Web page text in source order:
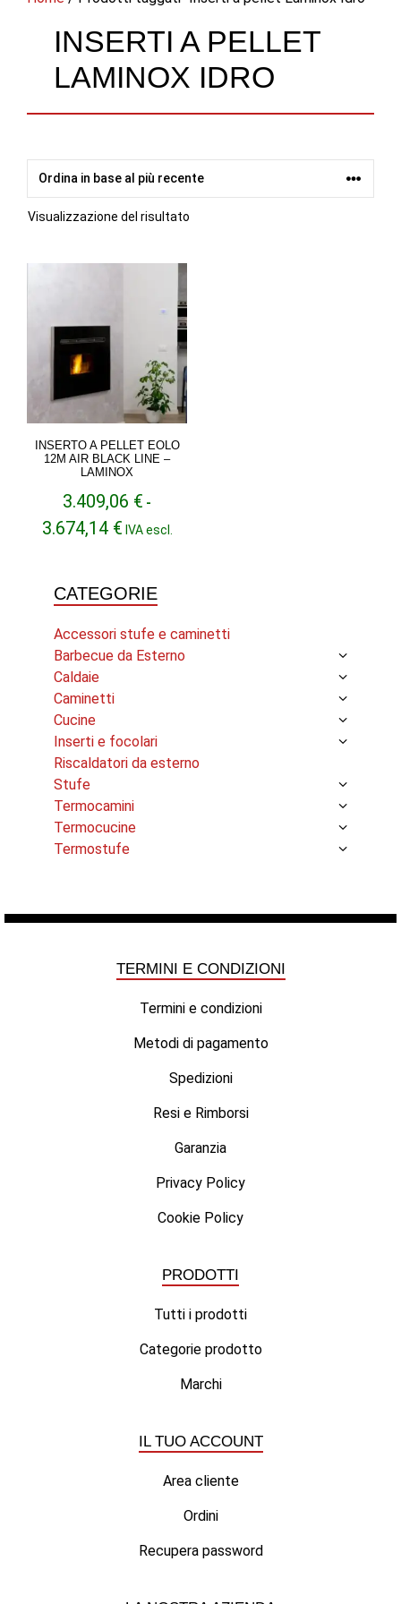
INSERTI A PELLET
LAMINOX IDRO
Visualizzazione del risultato
INSERTO A PELLET EOLO
12M AIR BLACK LINE –
LAMINOX
3.409,06 € -
3.674,14 €Fascia
3.409,06 €
3.674,14 €
IVA escl.
CATEGORIE
Accessori stufe e caminetti
Barbecue da Esterno
Caldaie
Caminetti
Cucine
Inserti e focolari
Riscaldatori da esterno
Stufe
Termocamini
Termocucine
Termostufe
TERMINI E CONDIZIONI
Termini e condizioni
Metodi di pagamento
Spedizioni
Resi e Rimborsi
Garanzia
Privacy Policy
Cookie Policy
PRODOTTI
Tutti i prodotti
Categorie prodotto
Marchi
IL TUO ACCOUNT
Area cliente
Ordini
Recupera password